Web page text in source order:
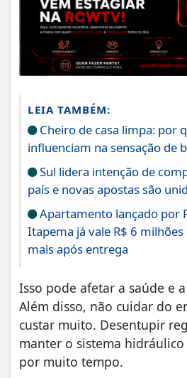
LEIA TAMBÉM:
Cheiro de casa limpa: por
influenciam na sensação de
Sul lidera intenção de
país e novas apostas são
Apartamento lançado por
Itapema já vale R$ 6
mais após entrega
Isso pode afetar a saúde e
Além disso, não cuidar do
custar muito. Desentupir
manter o sistema
por muito tempo.